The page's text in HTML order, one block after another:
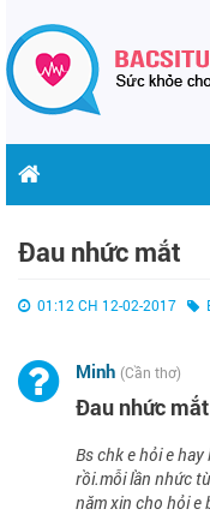
Đau nhức mắt
01:12 CH 12-02-2017
Minh (Cần thơ)
Đau nhức mắt
Bs chk e hỏi e
rồi.mỗi lần nhức
năm xin cho hỏi e